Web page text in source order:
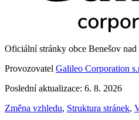
Oficiální stránky obce Benešov
Provozovatel Galileo Corporation
Poslední aktualizace: 6. 8. 2026
Změna vzhledu, Struktura stránek,